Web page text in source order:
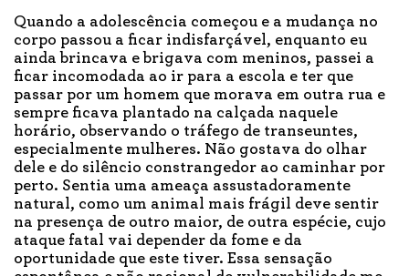
Quando a adolescência começou e a mudança no
corpo passou a ficar indisfarçável, enquanto eu
ainda brincava e brigava com meninos, passei a
ficar incomodada ao ir para a escola e ter que
passar por um homem que morava em outra rua e
sempre ficava plantado na calçada naquele
horário, observando o tráfego de transeuntes,
especialmente mulheres. Não gostava do olhar
dele e do silêncio constrangedor ao caminhar por
perto. Sentia uma ameaça assustadoramente
natural, como um animal mais frágil deve sentir
na presença de outro maior, de outra espécie, cujo
ataque fatal vai depender da fome e da
oportunidade que este tiver. Essa sensação